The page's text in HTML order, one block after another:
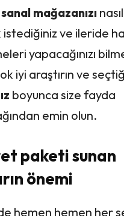
sanal mağazanızı
istediğiniz ve ileride
yapacağınızı
iyi araştırın ve
boyunca size fayda
emin olun.
paketi sunan
önemi
hemen hemen her